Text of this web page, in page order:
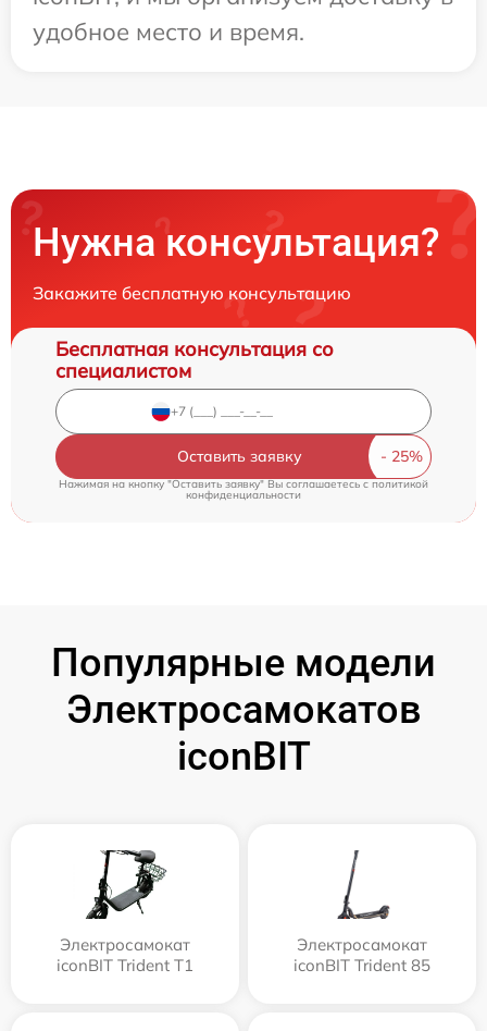
удобное место и время.
Нужна консультация?
Закажите бесплатную консультацию
Бесплатная консультация со
специалистом
Оставить заявку
Нажимая на кнопку "Оставить заявку" Вы соглашаетесь cполитикой
конфиденциальности
Популярные модели
Электросамокатов
iconBIT
Электросамокат
iconBIT Trident T1
Электросамокат
iconBIT Trident 85